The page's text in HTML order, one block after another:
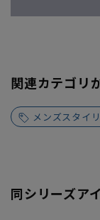
関連カテゴリ
メンズスタイ
同シリーズア